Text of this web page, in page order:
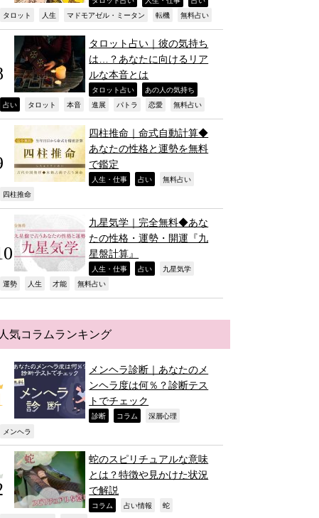
タロット 人生 マドモアゼル・ミータン 転機 無料占い
タロット占い｜彼の気持ち
は…？あなたに向けるリア
ルな本音とは
タロット占い あの人の気持ち
占い タロット 本音 進展 パトラ 恋愛 無料占い
四柱推命｜命式自動計算◆
あなたの性格と運勢を無料
で鑑定
人生・仕事 占い 無料占い
四柱推命
九星気学｜完全無料◆あな
たの性格・運勢・開運『九
星盤計算』
人生・仕事 占い 九星気学
運勢 人生 才能 無料占い
人気コラムランキング
メンヘラ診断｜あなたのメ
ンヘラ度は何％？診断テス
トでチェック
診断 コラム 深層心理
メンヘラ
蛇のスピリチュアルな意味
とは？特徴や見かけた状況
で解説
コラム 占い情報 蛇